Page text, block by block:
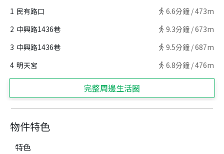
物件特色
特色
1 民有路口 6.6分鐘 /473m
2 中興路1436巷 9.3分鐘 /673m
3 中興路1436巷 9.5分鐘 /687m
4 明天宮 6.8分鐘 /476m
完整周邊生活圈